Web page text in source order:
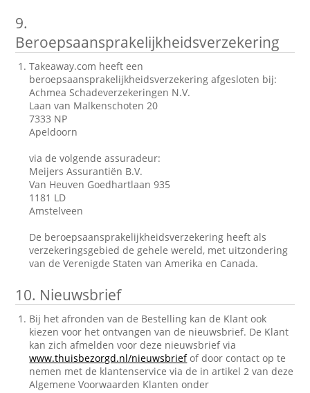
9.
Beroepsaansprakelijkheidsverzekering
Takeaway.com heeft een
beroepsaansprakelijkheidsverzekering afgesloten bij:
Achmea Schadeverzekeringen N.V.
Laan van Malkenschoten 20
7333 NP
Apeldoorn
via de volgende assuradeur:
Meijers Assurantiën B.V.
Van Heuven Goedhartlaan 935
1181 LD
Amstelveen
De beroepsaansprakelijkheidsverzekering heeft als
verzekeringsgebied de gehele wereld, met uitzondering
van de Verenigde Staten van Amerika en Canada.
10. Nieuwsbrief
Bij het afronden van de Bestelling kan de Klant ook
kiezen voor het ontvangen van de nieuwsbrief. De Klant
kan zich afmelden voor deze nieuwsbrief via
www.thuisbezorgd.nl/nieuwsbriefof door contact op te
nemen met de klantenservice via de in artikel 2 van deze
Algemene Voorwaarden Klanten onder